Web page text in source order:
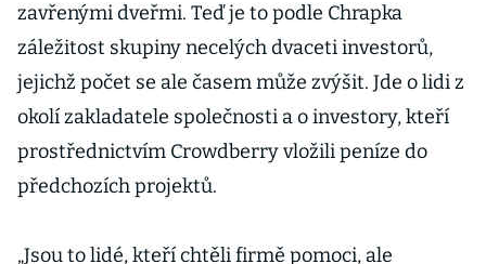
zavřenými dveřmi. Teď je to podle Chrapka
záležitost skupiny necelých dvaceti investorů,
jejichž počet se ale časem může zvýšit. Jde o lidi z
okolí zakladatele společnosti a o investory, kteří
prostřednictvím Crowdberry vložili peníze do
předchozích projektů.
„Jsou to lidé, kteří chtěli firmě pomoci, ale